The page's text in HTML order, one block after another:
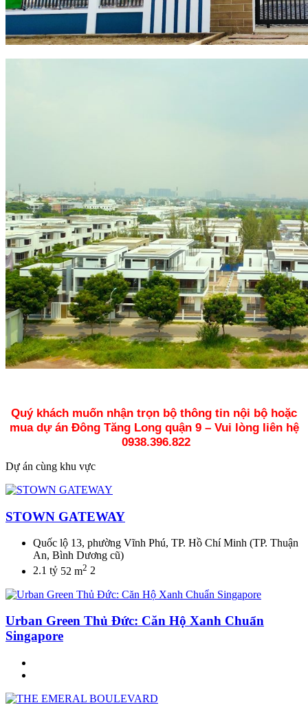
Quý khách muốn nhận trọn bộ thông tin nội bộ hoặc
mua dự án Đông Tăng Long quận 9 – Vui lòng liên hệ
0938.396.822
Dự án cùng khu vực
STOWN GATEWAY
Quốc lộ 13, phường Vĩnh Phú, TP. Hồ Chí Minh (TP. Thuận
An, Bình Dương cũ)
2.1 tỷ 52 m2 2
Urban Green Thủ Đức: Căn Hộ Xanh Chuẩn
Singapore